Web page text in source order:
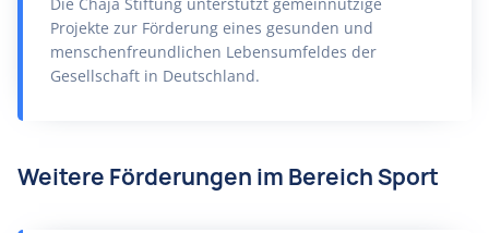
Projekte zur Förderung eines gesunden und
menschenfreundlichen Lebensumfeldes der
Gesellschaft in Deutschland.
Weitere Förderungen im Bereich Sport